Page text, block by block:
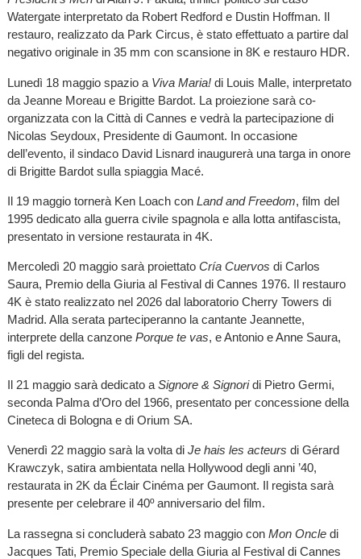
Watergate interpretato da Robert Redford e Dustin Hoffman. Il
restauro, realizzato da Park Circus, è stato effettuato a partire dal
negativo originale in 35 mm con scansione in 8K e restauro HDR.
Lunedì 18 maggio spazio a Viva Maria!di Louis Malle, interpretato
da Jeanne Moreau e Brigitte Bardot. La proiezione sarà co-
organizzata con la Città di Cannes e vedrà la partecipazione di
Nicolas Seydoux, Presidente di Gaumont. In occasione
dell’evento, il sindaco David Lisnard inaugurerà una targa in onore
di Brigitte Bardot sulla spiaggia Macé.
Il 19 maggio tornerà Ken Loach con Land and Freedom, film del
1995 dedicato alla guerra civile spagnola e alla lotta antifascista,
presentato in versione restaurata in 4K.
Mercoledì 20 maggio sarà proiettato Cría Cuervos di Carlos
Saura, Premio della Giuria al Festival di Cannes 1976. Il restauro
4K è stato realizzato nel 2026 dal laboratorio Cherry Towers di
Madrid. Alla serata parteciperanno la cantante Jeannette,
interprete della canzone Porque te vas, e Antonio e Anne Saura,
figli del regista.
Il 21 maggio sarà dedicato a Signore & Signoridi Pietro Germi,
seconda Palma d’Oro del 1966, presentato per concessione della
Cineteca di Bologna e di Orium SA.
Venerdì 22 maggio sarà la volta di Je hais les acteurs di Gérard
Krawczyk, satira ambientata nella Hollywood degli anni ’40,
restaurata in 2K da Éclair Cinéma per Gaumont. Il regista sarà
presente per celebrare il 40º anniversario del film.
La rassegna si concluderà sabato 23 maggio con Mon Oncledi
Jacques Tati, Premio Speciale della Giuria al Festival di Cannes